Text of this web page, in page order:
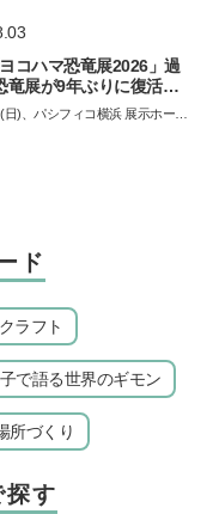
コハマ恐竜展2026」過
竜展が9年ぶりに復活！
むポイントを完全ガイ
)、パシフィコ横浜 展示ホール
ド
ラフト
で語る世界のギモン
所づくり
探す